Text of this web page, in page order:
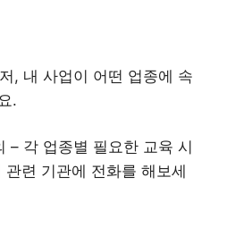
, 내 사업이 어떤 업종에 속
.
– 각 업종별 필요한 교육 시
련 기관에 전화를 해보세